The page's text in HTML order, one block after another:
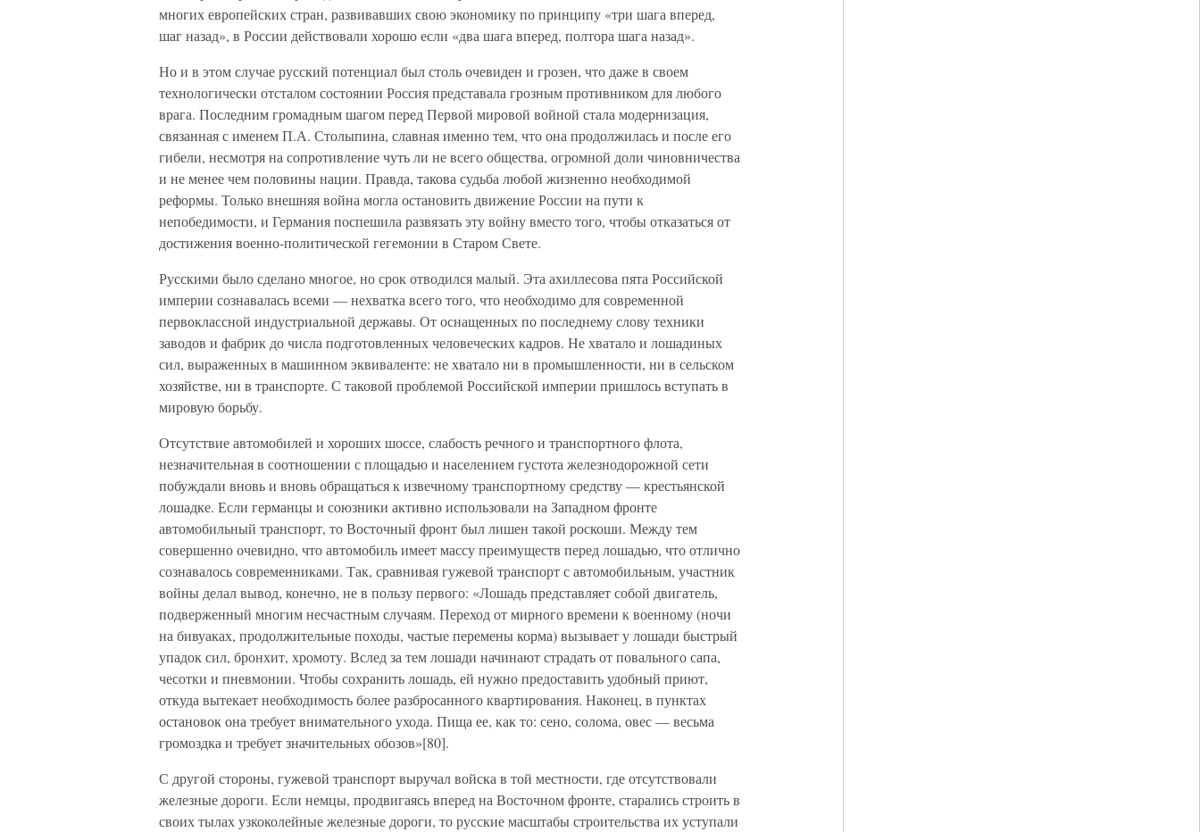
многих европейских стран, развивавших свою экономику по принципу «три шага вперед,
шаг назад», в России действовали хорошо если «два шага вперед, полтора шага назад».
Но и в этом случае русский потенциал был столь очевиден и грозен, что даже в своем
технологически отсталом состоянии Россия представала грозным противником для любого
врага. Последним громадным шагом перед Первой мировой войной стала модернизация,
связанная с именем П.А. Столыпина, славная именно тем, что она продолжилась и после его
гибели, несмотря на сопротивление чуть ли не всего общества, огромной доли чиновничества
и не менее чем половины нации. Правда, такова судьба любой жизненно необходимой
реформы. Только внешняя война могла остановить движение России на пути к
непобедимости, и Германия поспешила развязать эту войну вместо того, чтобы отказаться от
достижения военно-политической гегемонии в Старом Свете.
Русскими было сделано многое, но срок отводился малый. Эта ахиллесова пята Российской
империи сознавалась всеми — нехватка всего того, что необходимо для современной
первоклассной индустриальной державы. От оснащенных по последнему слову техники
заводов и фабрик до числа подготовленных человеческих кадров. Не хватало и лошадиных
сил, выраженных в машинном эквиваленте: не хватало ни в промышленности, ни в сельском
хозяйстве, ни в транспорте. С таковой проблемой Российской империи пришлось вступать в
мировую борьбу.
Отсутствие автомобилей и хороших шоссе, слабость речного и транспортного флота,
незначительная в соотношении с площадью и населением густота железнодорожной сети
побуждали вновь и вновь обращаться к извечному транспортному средству — крестьянской
лошадке. Если германцы и союзники активно использовали на Западном фронте
автомобильный транспорт, то Восточный фронт был лишен такой роскоши. Между тем
совершенно очевидно, что автомобиль имеет массу преимуществ перед лошадью, что отлично
сознавалось современниками. Так, сравнивая гужевой транспорт с автомобильным, участник
войны делал вывод, конечно, не в пользу первого: «Лошадь представляет собой двигатель,
подверженный многим несчастным случаям. Переход от мирного времени к военному (ночи
на бивуаках, продолжительные походы, частые перемены корма) вызывает у лошади быстрый
упадок сил, бронхит, хромоту. Вслед за тем лошади начинают страдать от повального сапа,
чесотки и пневмонии. Чтобы сохранить лошадь, ей нужно предоставить удобный приют,
откуда вытекает необходимость более разбросанного квартирования. Наконец, в пунктах
остановок она требует внимательного ухода. Пища ее, как то: сено, солома, овес — весьма
громоздка и требует значительных обозов»[80].
С другой стороны, гужевой транспорт выручал войска в той местности, где отсутствовали
железные дороги. Если немцы, продвигаясь вперед на Восточном фронте, старались строить в
своих тылах узкоколейные железные дороги, то русские масштабы строительства их уступали